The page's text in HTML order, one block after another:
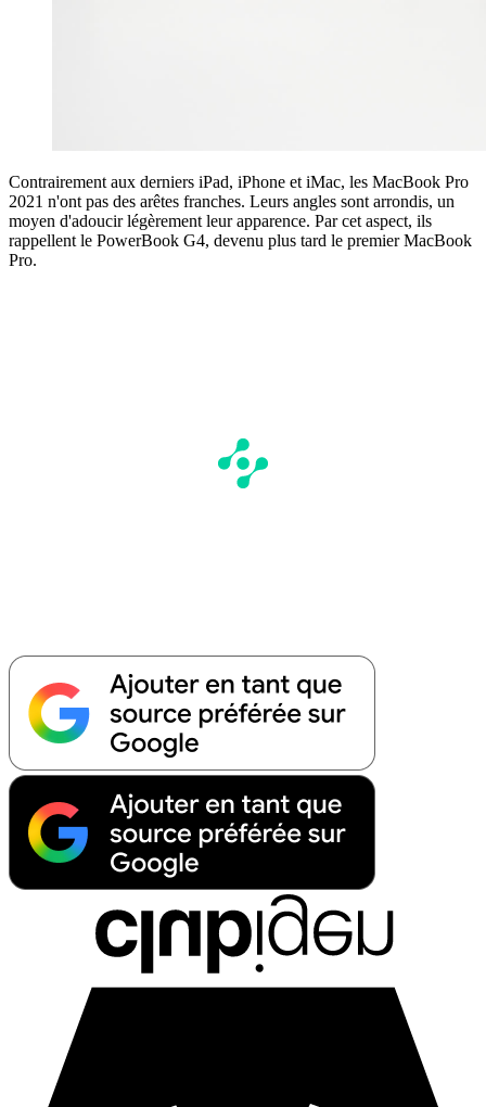
Contrairement aux derniers iPad, iPhone et iMac, les MacBook Pro
2021 n'ont pas des arêtes franches. Leurs angles sont arrondis, un
moyen d'adoucir légèrement leur apparence. Par cet aspect, ils
rappellent le PowerBook G4, devenu plus tard le premier MacBook
Pro.